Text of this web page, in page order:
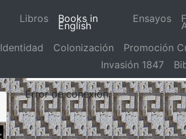
Libros Books in
English
Ensayos
Identidad Colonización Promoción
Invasión 1847
Error de conexión.